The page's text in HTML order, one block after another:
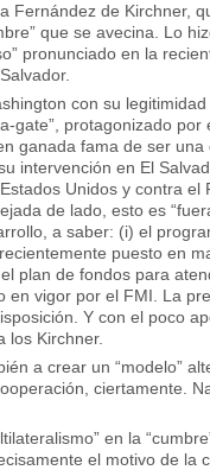
Fernández de Kirchner,
que se avecina. Lo
pronunciado en la
con su
gate”, protagonizado por
ganada fama de ser una
intervención en El
Unidos y contra el
de lado, esto es
a saber: (i) el
puesto en
plan de fondos para
en vigor por el FMI. La
Y con el poco
los Kirchner.
a crear un “modelo”
ciertamente.
en la
el motivo de la